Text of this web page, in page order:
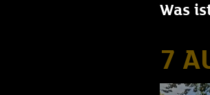
Was
7